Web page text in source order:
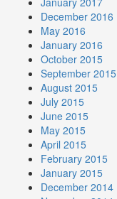
December 2016
May 2016
January 2016
October 2015
September 2015
August 2015
July 2015
June 2015
May 2015
April 2015
February 2015
January 2015
December 2014